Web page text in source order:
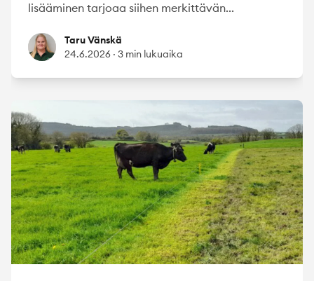
lisääminen tarjoaa siihen merkittävän...
Taru VänskäTaru Vänskä
24.6.2026 · 3 min lukuaika